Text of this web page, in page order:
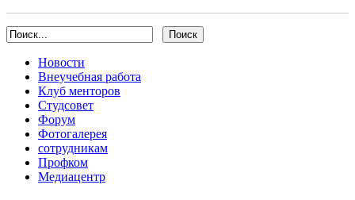
Новости
Внеучебная работа
Клуб менторов
Студсовет
Форум
Фотогалерея
сотрудникам
Профком
Медиацентр